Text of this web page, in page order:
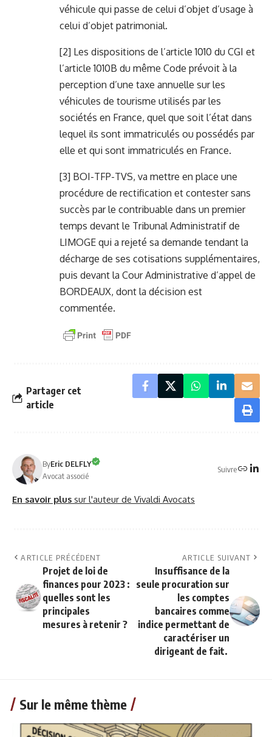
véhicule qui passe de celui d’objet d’usage à
celui d’objet patrimonial.
[2] Les dispositions de l’article 1010 du CGI et
l’article 1010B du même Code prévoit à la
perception d’une taxe annuelle sur les
véhicules de tourisme utilisés par les
sociétés en France, quel que soit l’état dans
lequel ils sont immatriculés ou possédés par
elle et qui sont immatriculés en France.
[3] BOI-TFP-TVS, va mettre en place une
procédure de rectification et contester sans
succès par le contribuable dans un premier
temps devant le Tribunal Administratif de
LIMOGE qui a rejeté sa demande tendant la
décharge de ses cotisations supplémentaires,
puis devant la Cour Administrative d’appel de
BORDEAUX, dont la décision est
commentée.
Partager cet
article
ByEric DELFLY
Avocat associé
Suivre
En savoir plus sur l'auteur de Vivaldi Avocats
ARTICLE PRÉCÉDENT
Projet de loi de
finances pour 2023 :
quelles sont les
principales
mesures à retenir ?
ARTICLE SUIVANT
Insuffisance de la
seule procuration sur
les comptes
bancaires comme
indice permettant de
caractériser un
dirigeant de fait.
Sur le même thème